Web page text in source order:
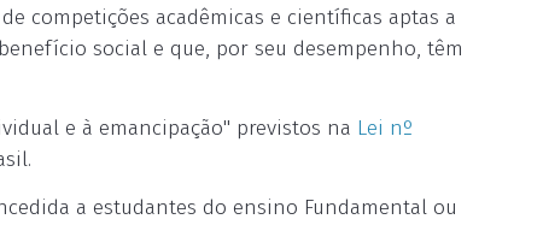
competições acadêmicas e científicas aptas a
social e que, por seu desempenho, têm
e à emancipação" previstos na Lei nº
a estudantes do ensino Fundamental ou